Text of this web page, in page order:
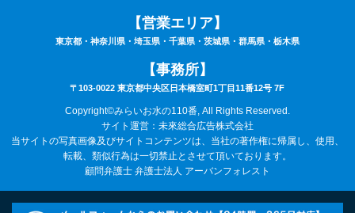
【営業エリア】
東京都・神奈川県・埼玉県・千葉県・茨城県・群馬県・栃木県
【事務所】
〒103-0022 東京都中央区日本橋室町1丁目11番12号 7F
Copyright©みらいお水の110番, All Rights Reserved.
サイト運営：未來総合広告株式会社
当サイトの写真画像及びサイトコンテンツは、当社の著作権に帰属し、使用、
転載、類似行為は一切禁止とさせて頂いております。
顧問弁護士 弁護士法人 アーバンフォレスト